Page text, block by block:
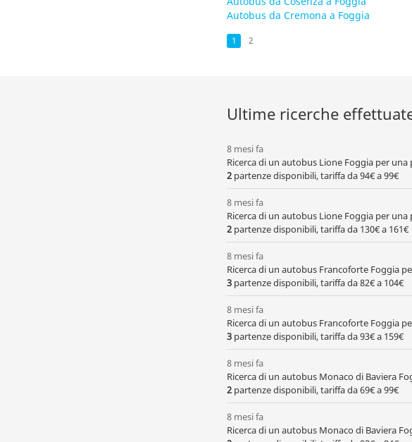
Autobus da Cremona a Foggia
1 2
Ultime ricerche
8 mesi fa
Ricerca di un autobus Lione Foggia per una
2 partenze disponibili, tariffa da 94€ a 99€
8 mesi fa
Ricerca di un autobus Lione Foggia per
2 partenze disponibili, tariffa da 130€ a 161€
8 mesi fa
Ricerca di un autobus Francoforte Foggia
3 partenze disponibili, tariffa da 82€ a 104€
8 mesi fa
Ricerca di un autobus Francoforte Foggia
3 partenze disponibili, tariffa da 93€ a 159€
8 mesi fa
Ricerca di un autobus Monaco di Baviera
2 partenze disponibili, tariffa da 69€ a 99€
8 mesi fa
Ricerca di un autobus Monaco di Baviera